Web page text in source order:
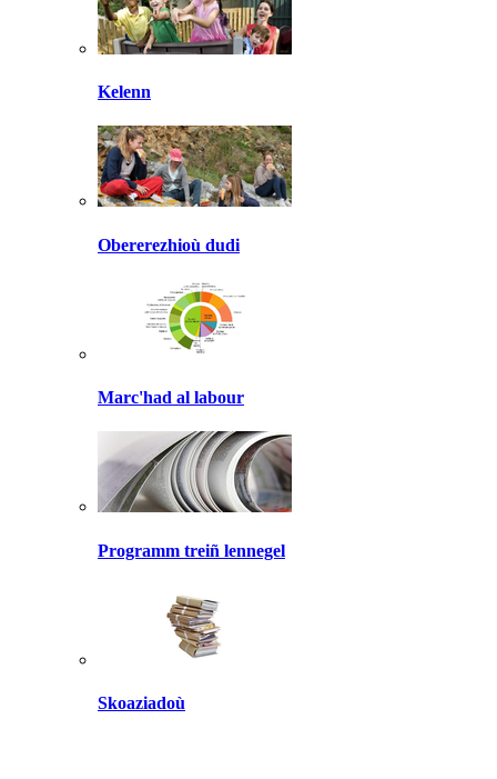
Kelenn
Obererezhioù dudi
Marc'had al labour
Programm treiñ lennegel
Skoaziadoù